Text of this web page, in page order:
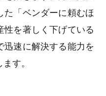
た「ベンダーに頼むほ
性を著しく下げている
迅速に解決する能力を
す。